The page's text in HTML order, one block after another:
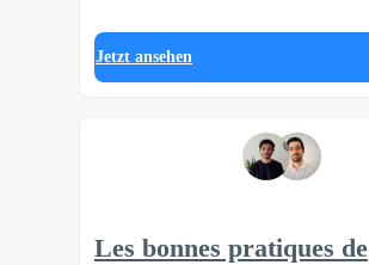
Jetzt ansehen
Les bonnes pratiques de